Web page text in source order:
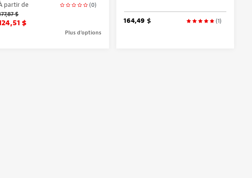
(0)
partir de
$
$
Plus d’options
(1)
164,49 $